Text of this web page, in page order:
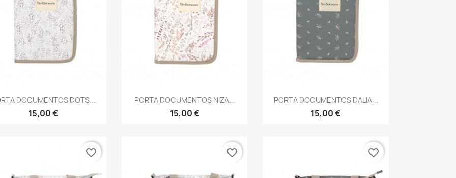
Vista rápida
DOCUMENTOS DOTS...
15,00 €
Vista rápida
PORTA DOCUMENTOS NIZA...
15,00 €
Vista rápida
PORTA DOCUMENTOS DALIA...
15,00 €
favorite_border favorite_border favorite_border